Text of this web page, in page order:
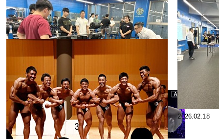
2026.02.24
JBBF ジュニ
2026.02.18